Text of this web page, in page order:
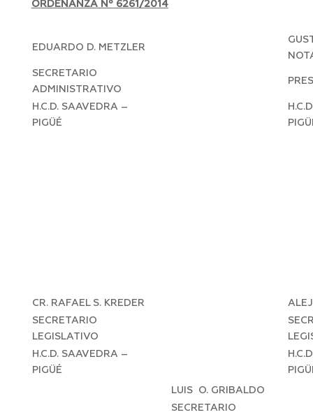
ORDENANZA Nº 6261/2014
EDUARDO D. METZLER
SECRETARIO
ADMINISTRATIVO
H.C.D. SAAVEDRA –
PIGÜÉ
CR. RAFAEL S. KREDER
SECRETARIO
LEGISLATIVO
H.C.D. SAAVEDRA –
PIGÜÉ
LUIS O. GRIBALDO
SECRETARIO